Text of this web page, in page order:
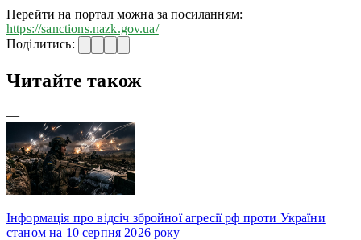
Перейти на портал можна за посиланням:
https://sanctions.nazk.gov.ua/
Поділитись:
Читайте також
—
Інформація про відсіч збройної агресії рф проти України
станом на 10 серпня 2026 року